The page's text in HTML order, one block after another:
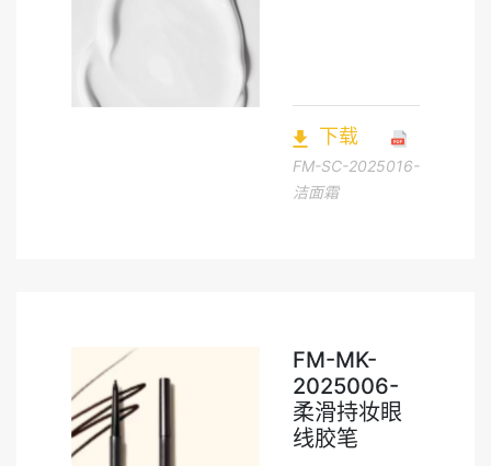
下载
FM-SC-2025016-
洁面霜
FM-MK-
2025006-
柔滑持妆眼
线胶笔